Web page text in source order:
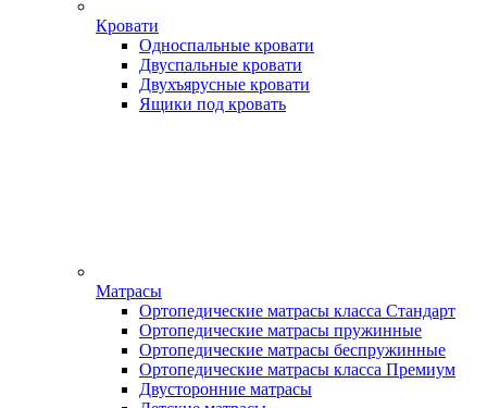
Кровати
Односпальные кровати
Двуспальные кровати
Двухъярусные кровати
Ящики под кровать
Матрасы
Ортопедические матрасы класса Стандарт
Ортопедические матрасы пружинные
Ортопедические матрасы беспружинные
Ортопедические матрасы класса Премиум
Двусторонние матрасы